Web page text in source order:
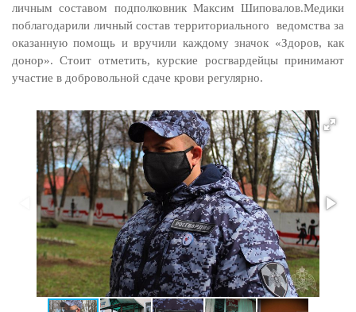
личным составом подполковник Максим Шиповалов.Медики
поблагодарили личный состав территориального ведомства за
оказанную помощь и вручили каждому значок «Здоров, как
донор».Стоит отметить, курские росгвардейцы принимают
участие в добровольной сдаче крови регулярно.